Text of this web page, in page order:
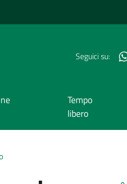
Seguici su:
Tempo
libero